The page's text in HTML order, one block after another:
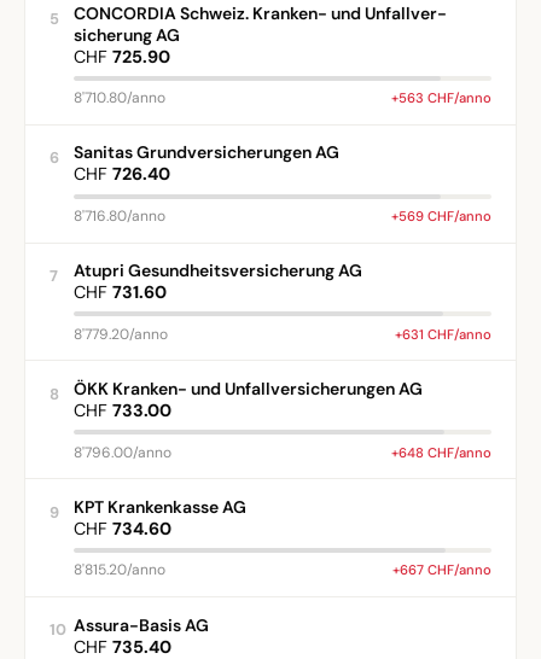
5
CONCORDIA Schweiz. Kranken- und Unfallver-
sicherung AG
CHF 725.90
8'710.80/anno +563 CHF/anno
6
Sanitas Grundversicherungen AG
CHF 726.40
8'716.80/anno +569 CHF/anno
7
Atupri Gesundheitsversicherung AG
CHF 731.60
8'779.20/anno +631 CHF/anno
8
ÖKK Kranken- und Unfallversicherungen AG
CHF 733.00
8'796.00/anno +648 CHF/anno
9
KPT Krankenkasse AG
CHF 734.60
8'815.20/anno +667 CHF/anno
10 Assura-Basis AG
CHF 735.40